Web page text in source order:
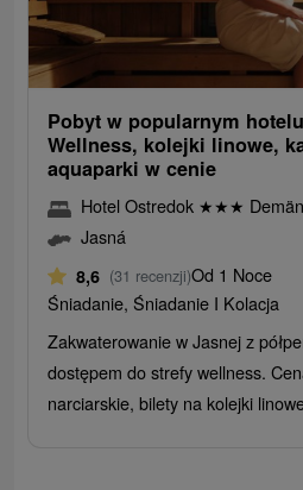
Pobyt w popularnym
Wellness, kolejki linowe,
aquaparki w cenie
Hotel Ostredok ★★★
Jasná
8,6 (31 recenzji)Od 1 Noce
Śniadanie, Śniadanie I Kolacja
Zakwaterowanie w Jasnej z
dostępem do strefy wellness.
narciarskie, bilety na kolejki